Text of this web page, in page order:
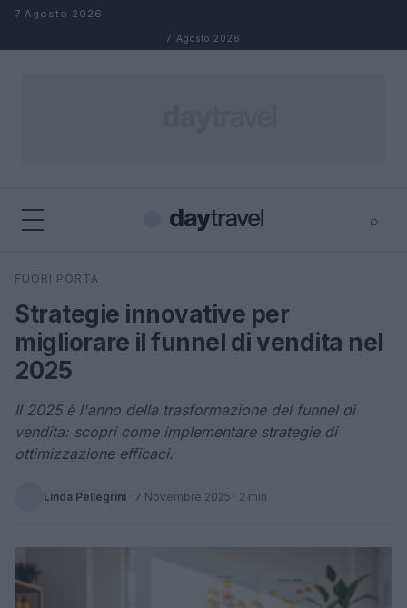
Salta al contenuto
7 Agosto 2026
7 Agosto 2026
⌕
Cerca
FUORI PORTA
Strategie innovative per
migliorare il funnel di vendita nel
2025
Il 2025 è l'anno della trasformazione del funnel di
vendita: scopri come implementare strategie di
ottimizzazione efficaci.
Linda Pellegrini · 7 Novembre 2025 · 2 min